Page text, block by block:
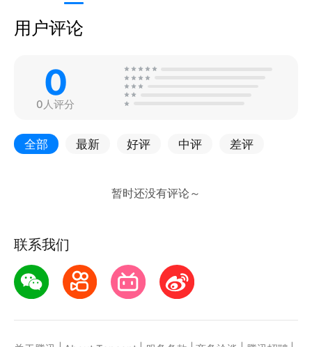
用户评论
0
0人评分
全部 最新 好评 中评 差评
联系我们